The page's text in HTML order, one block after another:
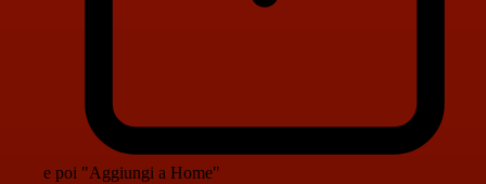
e poi "Aggiungi a Home"